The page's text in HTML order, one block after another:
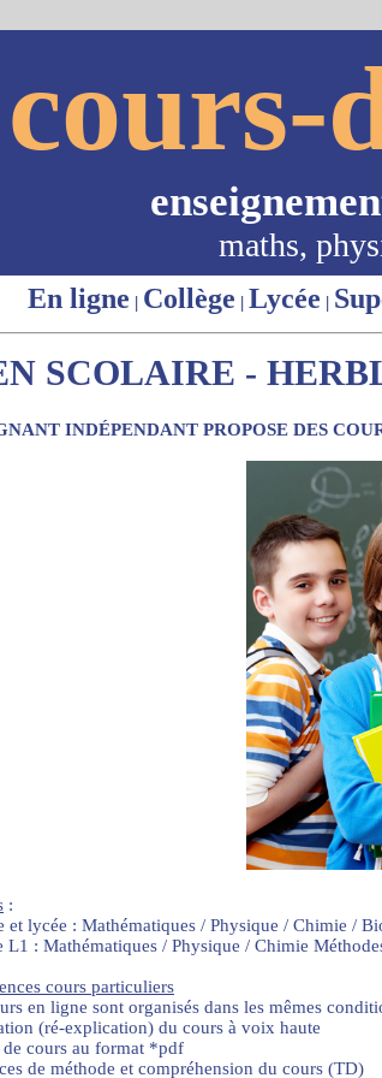
cours-
maths,
En ligne | Collège | Lycée |
SCOLAIRE -
INDÉPENDANT PROPOSE DES
:
et lycée : Mathématiques / Physique / Chimie /
L1 : Mathématiques / Physique / Chimie
cours particuliers
en ligne sont organisés dans les mêmes
(ré-explication) du cours à voix haute
de cours au format *pdf
de méthode et compréhension du cours (TD)